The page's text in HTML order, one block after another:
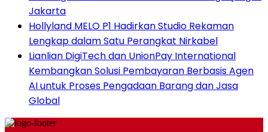
Jakarta
Hollyland MELO P1 Hadirkan Studio Rekaman
Lengkap dalam Satu Perangkat Nirkabel
Lianlian DigiTech dan UnionPay International
Kembangkan Solusi Pembayaran Berbasis Agen
AI untuk Proses Pengadaan Barang dan Jasa
Global